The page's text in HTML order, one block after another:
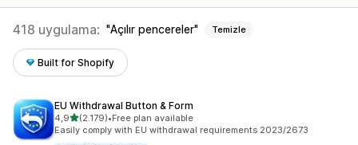
418 uygulama: Açılır pencereler Temizle
Built for Shopify
EU Withdrawal Button & Form
4,95 yıldız üzerinden
(2.179)
toplam 2179 değerlendirme
•Free plan available
Easily comply with EU withdrawal requirements 2023/2673